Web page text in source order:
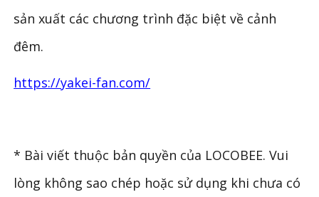
sản xuất các chương trình đặc biệt về cảnh
đêm.
https://yakei-fan.com/
* Bài viết thuộc bản quyền của LOCOBEE. Vui
lòng không sao chép hoặc sử dụng khi chưa có